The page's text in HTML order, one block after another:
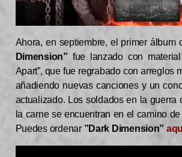
Ahora, en septiembre, el primer álbum
Dimension” fue lanzado con
Apart”, que fue regrabado con arreglos
añadiendo nuevas canciones y un
actualizado. Los soldados en la guerra
la carne se encuentran en el camino
Puedes ordenar ”Dark Dimension”